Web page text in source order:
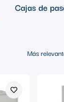
Cajas de
Más